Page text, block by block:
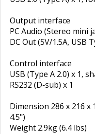
Output interface
PC Audio (Stereo mini
DC Out (5V/1.5A, USB
Control interface
USB (Type A 2.0) x 1,
RS232 (D-sub) x 1
Dimension 286 x 216 x
4.5")
Weight 2.9kg (6.4 lbs)